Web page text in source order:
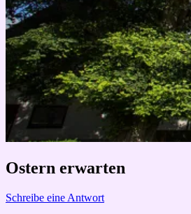
Ostern erwarten
Schreibe eine Antwort